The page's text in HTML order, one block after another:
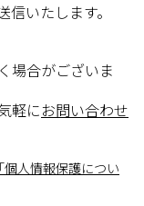
いたします。
場合がございま
軽にお問い合わせ
「個人情報保護につい